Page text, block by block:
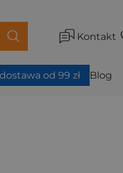
Kontakt
od 99 zł Blog